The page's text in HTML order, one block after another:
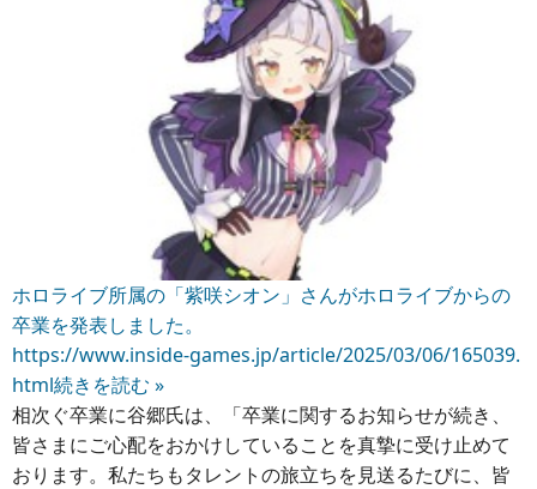
ホロライブ所属の「紫咲シオン」さんがホロライブからの
卒業を発表しました。
https://www.inside-games.jp/article/2025/03/06/165039.
html続きを読む »
相次ぐ卒業に谷郷氏は、「卒業に関するお知らせが続き、
皆さまにご心配をおかけしていることを真摯に受け止めて
おります。私たちもタレントの旅立ちを見送るたびに、皆